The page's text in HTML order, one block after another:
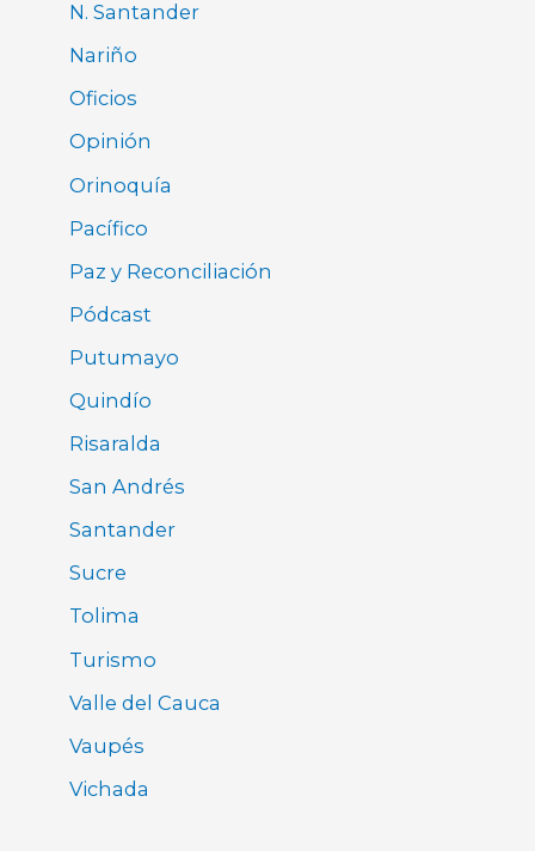
N. Santander
Nariño
Oficios
Opinión
Orinoquía
Pacífico
Paz y Reconciliación
Pódcast
Putumayo
Quindío
Risaralda
San Andrés
Santander
Sucre
Tolima
Turismo
Valle del Cauca
Vaupés
Vichada